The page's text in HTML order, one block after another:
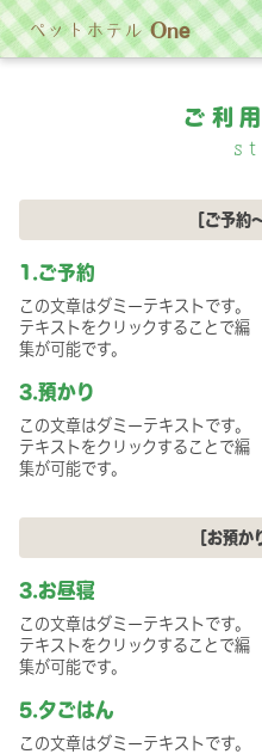
ペットホテル One
ご利
［ご予約
1.ご予約
この文章はダミーテキストです。
テキストをクリックすることで編
集が可能です。
3.預かり
この文章はダミーテキストです。
テキストをクリックすることで編
集が可能です。
［お預か
3.お昼寝
この文章はダミーテキストです。
テキストをクリックすることで編
集が可能です。
5.夕ごはん
この文章はダミーテキストです。